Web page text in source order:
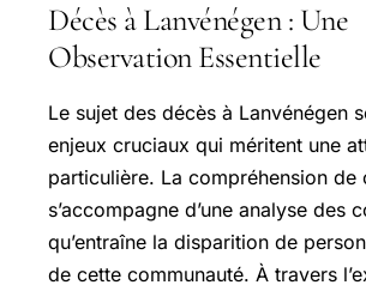
Décès à Lanvénégen : Une
Observation Essentielle
Le sujet des décès à Lanvénégen
enjeux cruciaux qui méritent une
particulière. La compréhension de
s’accompagne d’une analyse des
qu’entraîne la disparition de
de cette communauté. À travers